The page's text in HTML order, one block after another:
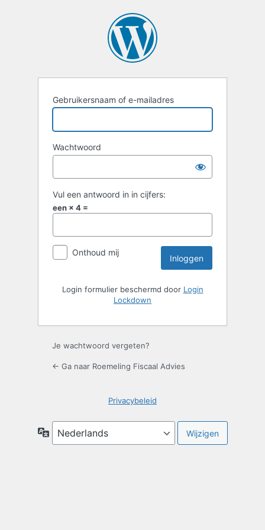
Gebruikersnaam of e-mailadres
Wachtwoord
Vul een antwoord in in cijfers:
een × 4 =
Onthoud mij
Login formulier beschermd door Login
Lockdown
Je wachtwoord vergeten?
← Ga naar Roemeling Fiscaal Advies
Privacybeleid
Taal